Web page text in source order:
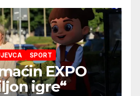
SPORT
EXPO
igre“